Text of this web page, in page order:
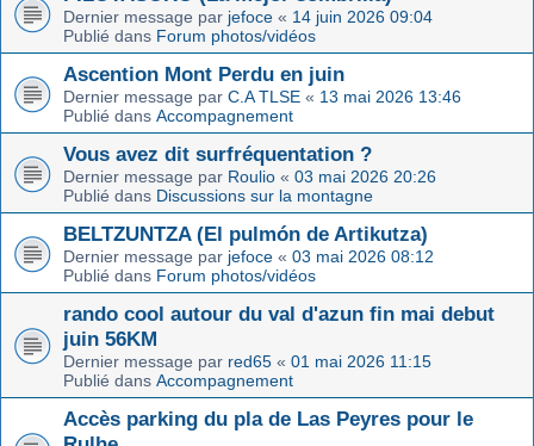
Dernier message par jefoce « 14 juin 2026 09:04
Publié dans Forum photos/vidéos
Ascention Mont Perdu en juin
Dernier message par C.A TLSE « 13 mai 2026 13:46
Publié dans Accompagnement
Vous avez dit surfréquentation ?
Dernier message par Roulio « 03 mai 2026 20:26
Publié dans Discussions sur la montagne
BELTZUNTZA (El pulmón de Artikutza)
Dernier message par jefoce « 03 mai 2026 08:12
Publié dans Forum photos/vidéos
rando cool autour du val d'azun fin mai debut
juin 56KM
Dernier message par red65 « 01 mai 2026 11:15
Publié dans Accompagnement
Accès parking du pla de Las Peyres pour le